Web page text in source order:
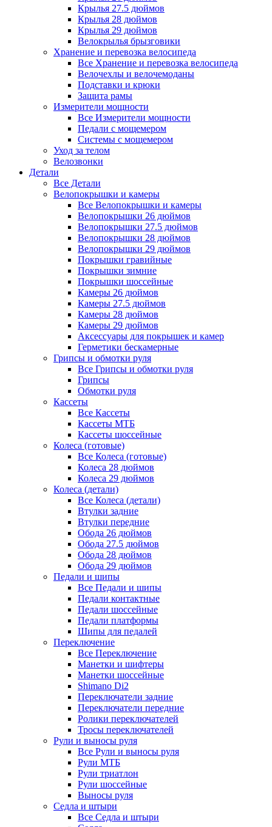
Крылья 27.5 дюймов
Крылья 28 дюймов
Крылья 29 дюймов
Велокрылья брызговики
Хранение и перевозка велосипеда
Все Хранение и перевозка велосипеда
Велочехлы и велочемоданы
Подставки и крюки
Защита рамы
Измерители мощности
Все Измерители мощности
Педали с мощемером
Системы с мощемером
Уход за телом
Велозвонки
Детали
Все Детали
Велопокрышки и камеры
Все Велопокрышки и камеры
Велопокрышки 26 дюймов
Велопокрышки 27.5 дюймов
Велопокрышки 28 дюймов
Велопокрышки 29 дюймов
Покрышки гравийные
Покрышки зимние
Покрышки шоссейные
Камеры 26 дюймов
Камеры 27.5 дюймов
Камеры 28 дюймов
Камеры 29 дюймов
Аксессуары для покрышек и камер
Герметики бескамерные
Грипсы и обмотки руля
Все Грипсы и обмотки руля
Грипсы
Обмотки руля
Кассеты
Все Кассеты
Кассеты МТБ
Кассеты шоссейные
Колеса (готовые)
Все Колеса (готовые)
Колеса 28 дюймов
Колеса 29 дюймов
Колеса (детали)
Все Колеса (детали)
Втулки задние
Втулки передние
Обода 26 дюймов
Обода 27.5 дюймов
Обода 28 дюймов
Обода 29 дюймов
Педали и шипы
Все Педали и шипы
Педали контактные
Педали шоссейные
Педали платформы
Шипы для педалей
Переключение
Все Переключение
Манетки и шифтеры
Манетки шоссейные
Shimano Di2
Переключатели задние
Переключатели передние
Ролики переключателей
Тросы переключателей
Рули и выносы руля
Все Рули и выносы руля
Рули МТБ
Рули триатлон
Рули шоссейные
Выносы руля
Седла и штыри
Все Седла и штыри